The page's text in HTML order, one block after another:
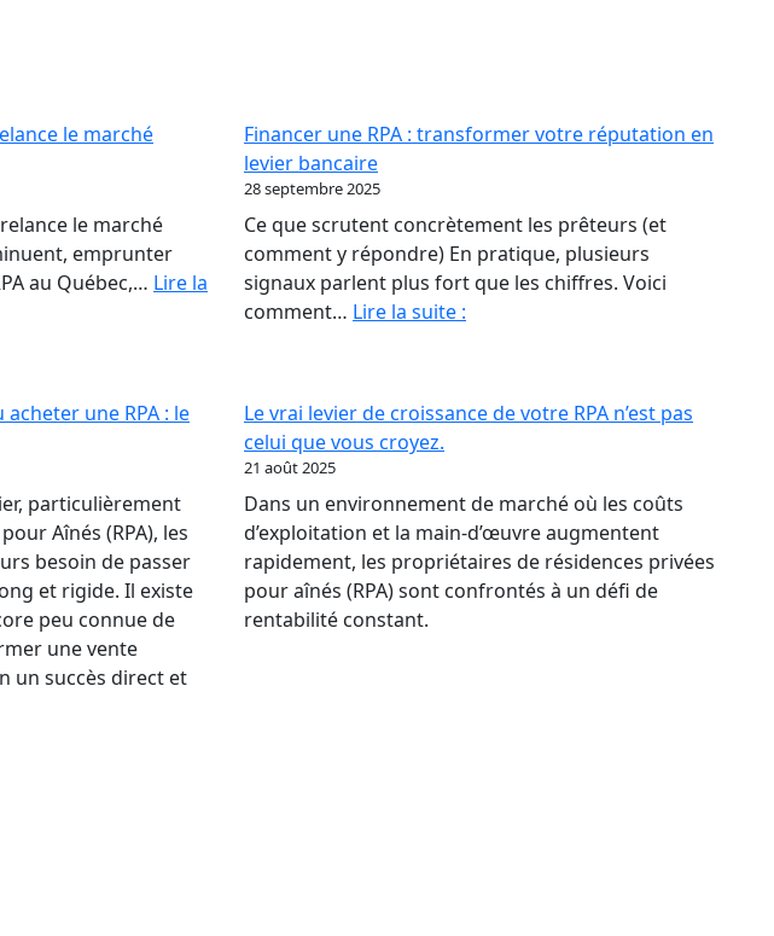
erreurs
qui
coûtent
le
le marché
le marché
emprunter
au Québec,… Lire la
Financer une RPA : transformer votre réputation en
levier bancaire
28 septembre 2025
Ce que scrutent concrètement les prêteurs (et
comment y répondre) En pratique, plusieurs
signaux parlent plus fort que les chiffres. Voici
comment… Lire la suite :
transformer
en
levier
bancaire
une RPA : le
particulièrement
Aînés (RPA), les
besoin de passer
et rigide. Il existe
peu connue de
une vente
un succès direct et
Le vrai levier de croissance de votre RPA n’est pas
celui que vous croyez.
21 août 2025
Dans un environnement de marché où les coûts
d’exploitation et la main-d’œuvre augmentent
rapidement, les propriétaires de résidences privées
pour aînés (RPA) sont confrontés à un défi de
rentabilité constant.